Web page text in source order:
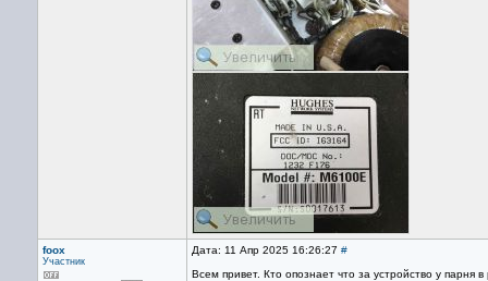
foox
Участник
Дата: 11 Апр 2025 16:26:27 #
Всем привет. Кто опознает что за устройство у парня